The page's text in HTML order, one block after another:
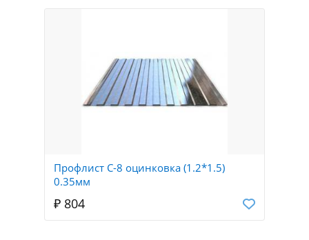
Профлист С-8 оцинковка (1.2*1.5)
0.35мм
₽ 804